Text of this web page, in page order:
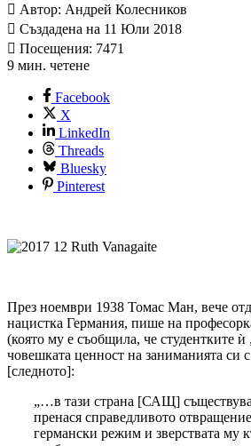
Автор: Андрей Колесников
Създадена на 11 Юли 2018
Посещения: 7471
9 мин. четене
Facebook
X
LinkedIn
Threads
Bluesky
Pinterest
През ноември 1938 Томас Ман, вече
нацистка Германия, пише на
(която му е съобщила, че студентките
човешката ценност на заниманията си
[следното]:
„…в тази страна [САЩ] съществува
пренася справедливото
германски режим и зверствата му